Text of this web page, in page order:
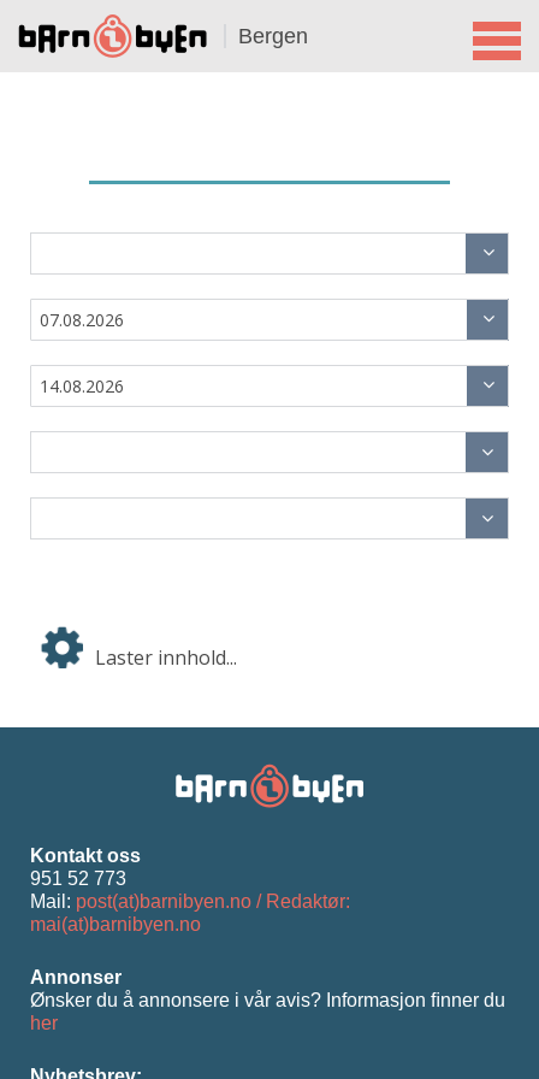
Bergen
Laster innhold...
Kontakt oss
951 52 773
Mail: post(at)barnibyen.no / Redaktør:
mai(at)barnibyen.no
Annonser
Ønsker du å annonsere i vår avis? Informasjon ﬁnner du
her